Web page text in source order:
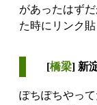
があったはず
た時にリンク貼
[橋梁] 新
ぽちぽちやっ